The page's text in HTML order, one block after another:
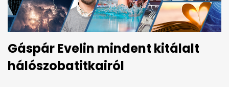
Gáspár Evelin mindent kitálalt
hálószobatitkairól